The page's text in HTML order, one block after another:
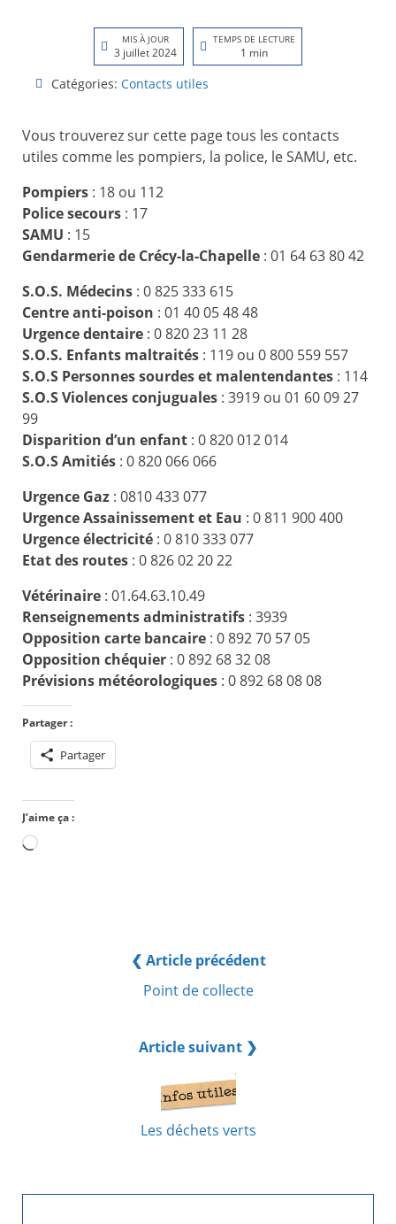
MIS À JOUR
3 juillet 2024
TEMPS DE LECTURE
1 min
Catégories: Contacts utiles
Vous trouverez sur cette page tous les contacts
utiles comme les pompiers, la police, le SAMU, etc.
Pompiers : 18 ou 112
Police secours : 17
SAMU : 15
Gendarmerie de Crécy-la-Chapelle : 01 64 63 80 42
S.O.S. Médecins : 0 825 333 615
Centre anti-poison : 01 40 05 48 48
Urgence dentaire : 0 820 23 11 28
S.O.S. Enfants maltraités : 119 ou 0 800 559 557
S.O.S Personnes sourdes et malentendantes : 114
S.O.S Violences conjuguales : 3919 ou 01 60 09 27
99
Disparition d’un enfant : 0 820 012 014
S.O.S Amitiés : 0 820 066 066
Urgence Gaz : 0810 433 077
Urgence Assainissement et Eau : 0 811 900 400
Urgence électricité : 0 810 333 077
Etat des routes : 0 826 02 20 22
Vétérinaire : 01.64.63.10.49
Renseignements administratifs : 3939
Opposition carte bancaire : 0 892 70 57 05
Opposition chéquier : 0 892 68 32 08
Prévisions météorologiques : 0 892 68 08 08
Partager :
Partager
J’aime ça :
Chargement…
❮ Article précédent
Point de collecte
Article suivant ❯
Les déchets verts